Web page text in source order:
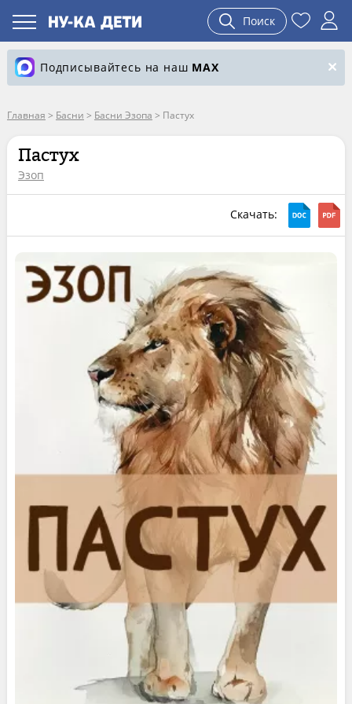
Поиск
Подписывайтесь на наш MAX
Главная > Басни > Басни Эзопа > Пастух
Пастух
Эзоп
Скачать: